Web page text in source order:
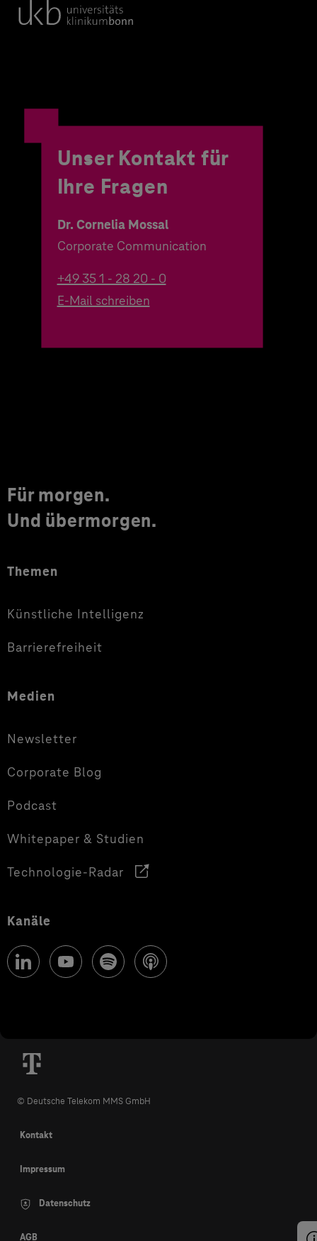
Unser Kontakt für
Ihre Fragen
Dr. Cornelia Mossal
Corporate Communication
+49 35 1 - 28 20 - 0
E-Mail schreiben
Für morgen.
Und übermorgen.
Themen
Künstliche Intelligenz
Barrierefreiheit
Medien
Newsletter
Corporate Blog
Podcast
Whitepaper & Studien
Technologie-Radar
Kanäle
© Deutsche Telekom MMS GmbH
Kontakt
Impressum
Datenschutz
AGB